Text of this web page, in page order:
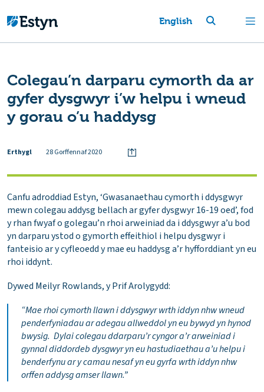
English
Colegau’n darparu cymorth da ar
gyfer dysgwyr i’w helpu i wneud
y gorau o’u haddysg
Erthygl 28 Gorffennaf 2020
Canfu adroddiad Estyn, ‘Gwasanaethau cymorth i ddysgwyr
mewn colegau addysg bellach ar gyfer dysgwyr 16-19 oed’, fod
y rhan fwyaf o golegau’n rhoi arweiniad da i ddysgwyr a’u bod
yn darparu ystod o gymorth effeithiol i helpu dysgwyr i
fanteisio ar y cyfleoedd y mae eu haddysg a’r hyfforddiant yn eu
rhoi iddynt.
Dywed Meilyr Rowlands, y Prif Arolygydd:
“Mae rhoi cymorth llawn i ddysgwyr wrth iddyn nhw wneud
penderfyniadau ar adegau allweddol yn eu bywyd yn hynod
bwysig. Dylai colegau ddarparu’r cyngor a’r arweiniad i
gynnal diddordeb dysgwyr yn eu hastudiaethau a’u helpu i
benderfynu ar y camau nesaf yn eu gyrfa wrth iddyn nhw
orffen addysg amser llawn.”